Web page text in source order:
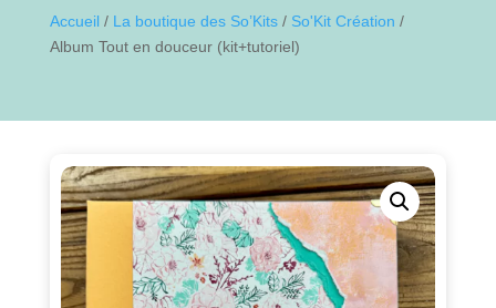
Accueil / La boutique des So’Kits/ So'Kit Création /
Album Tout en douceur (kit+tutoriel)